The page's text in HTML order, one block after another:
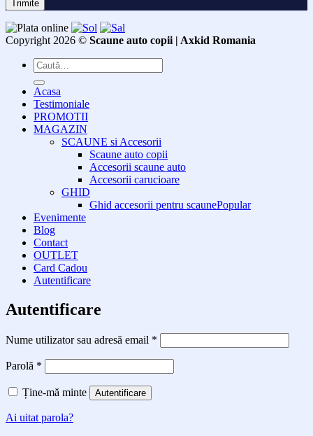
Copyright 2026 © Scaune auto copii | Axkid Romania
Caută
după:
Acasa
Testimoniale
PROMOTII
MAGAZIN
SCAUNE si Accesorii
Scaune auto copii
Accesorii scaune auto
Accesorii carucioare
GHID
Ghid accesorii pentru scaune
Evenimente
Blog
Contact
OUTLET
Card Cadou
Autentificare
Autentificare
Nume utilizator sau adresă email *
Parolă *
Ține-mă minte Autentificare
Ai uitat parola?